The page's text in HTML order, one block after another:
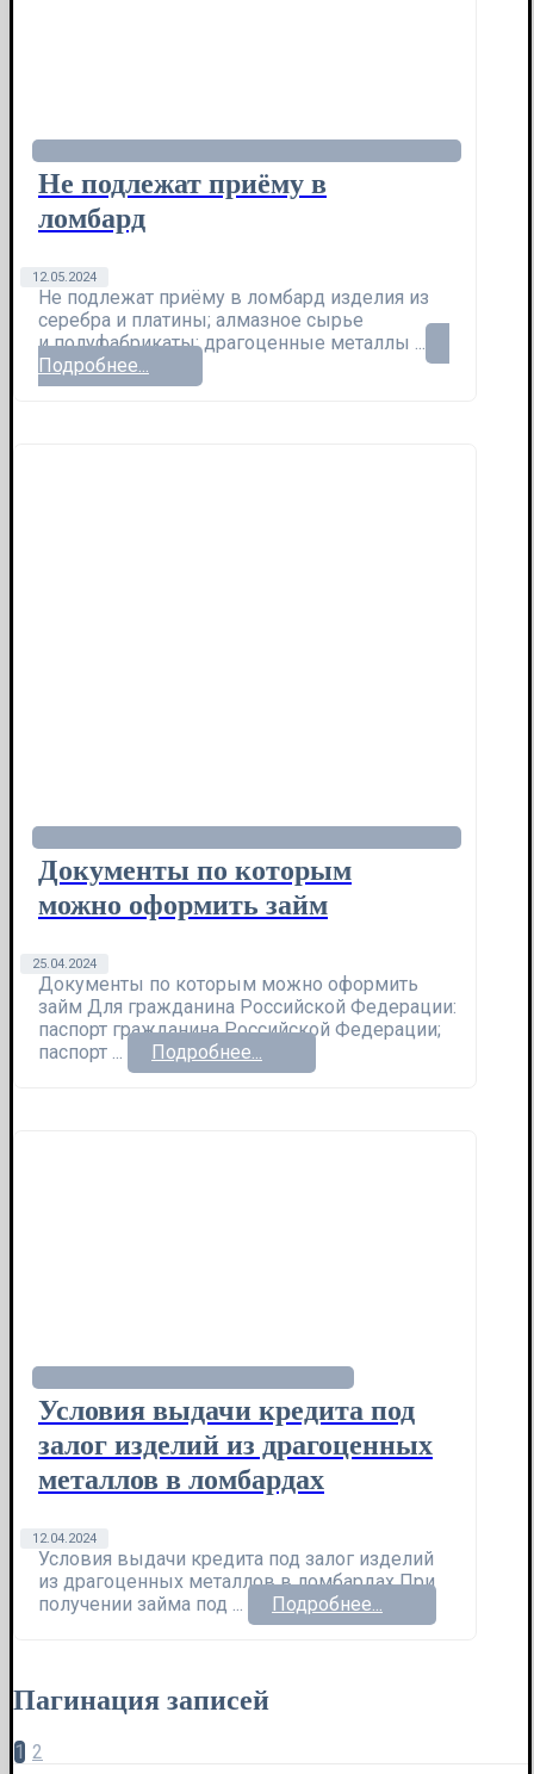
Не подлежат приёму в
ломбард
12.05.2024
Не подлежат приёму в ломбард изделия из
серебра и платины; алмазное сырье
и полуфабрикаты; драгоценные металлы ...
Подробнее...
Документы по которым
можно оформить займ
25.04.2024
Документы по которым можно оформить
займ Для гражданина Российской Федерации:
паспорт гражданина Российской Федерации;
паспорт ...
Подробнее...
Условия выдачи кредита под
залог изделий из драгоценных
металлов в ломбардах
12.04.2024
Условия выдачи кредита под залог изделий
из драгоценных металлов в ломбардах При
получении займа под ...
Подробнее...
Пагинация записей
1 2